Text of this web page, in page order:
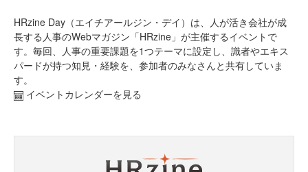
HRzine Day（エイチアールジン・デイ）は、人が活き会社が成
長する人事のWebマガジン「HRzine」が主催するイベントで
す。毎回、人事の重要課題を1つテーマに設定し、識者やエキス
パードが持つ知見・経験を、参加者のみなさんと共有していま
す。
イベントカレンダーを見る